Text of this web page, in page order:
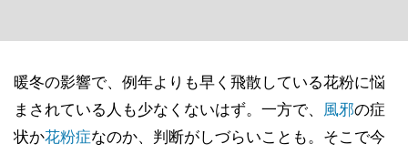
暖冬の影響で、例年よりも早く飛散している花粉に悩
まされている人も少なくないはず。一方で、 風邪の症
状か花粉症なのか、判断がしづらいことも。そこで今